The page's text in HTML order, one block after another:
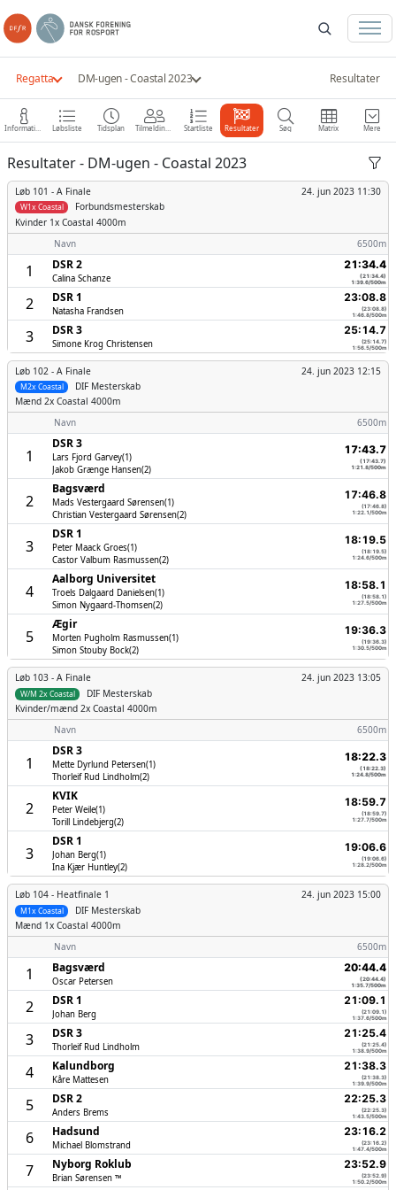
Regatta DM-ugen - Coastal 2023 Resultater
Information Løbsliste Tidsplan Tilmeldinger Startliste Resultater Søg Matrix Mere
Resultater - DM-ugen - Coastal 2023
Løb 101 - A Finale
Forbundsmesterskab
24. jun 2023 11:30
W1x Coastal
Kvinder 1x Coastal 4000m
Navn
6500m
1 DSR 2
Calina Schanze
21:34.4
(21:34.4)
1:39.6/500m
2 DSR 1
Natasha Frandsen
23:08.8
(23:08.8)
1:46.8/500m
3 DSR 3
Simone Krog Christensen
25:14.7
(25:14.7)
1:56.5/500m
Løb 102 - A Finale
DIF Mesterskab
24. jun 2023 12:15
M2x Coastal
Mænd 2x Coastal 4000m
Navn
6500m
1
DSR 3
Lars Fjord Garvey(1)
Jakob Grænge Hansen(2)
17:43.7
(17:43.7)
1:21.8/500m
2
Bagsværd
Mads Vestergaard Sørensen(1)
Christian Vestergaard Sørensen(2)
17:46.8
(17:46.8)
1:22.1/500m
3
DSR 1
Peter Maack Groes(1)
Castor Valbum Rasmussen(2)
18:19.5
(18:19.5)
1:24.6/500m
4
Aalborg Universitet
Troels Dalgaard Danielsen(1)
Simon Nygaard-Thomsen(2)
18:58.1
(18:58.1)
1:27.5/500m
5
Ægir
Morten Pugholm Rasmussen(1)
Simon Stouby Bock(2)
19:36.3
(19:36.3)
1:30.5/500m
Løb 103 - A Finale
DIF Mesterskab
24. jun 2023 13:05
W/M 2x Coastal
Kvinder/mænd 2x Coastal 4000m
Navn
6500m
1
DSR 3
Mette Dyrlund Petersen(1)
Thorleif Rud Lindholm(2)
18:22.3
(18:22.3)
1:24.8/500m
2
KVIK
Peter Weile(1)
Torill Lindebjerg(2)
18:59.7
(18:59.7)
1:27.7/500m
3
DSR 1
Johan Berg(1)
Ina Kjær Huntley(2)
19:06.6
(19:06.6)
1:28.2/500m
Løb 104 - Heatfinale 1
DIF Mesterskab
24. jun 2023 15:00
M1x Coastal
Mænd 1x Coastal 4000m
Navn
6500m
1 Bagsværd
Oscar Petersen
20:44.4
(20:44.4)
1:35.7/500m
2 DSR 1
Johan Berg
21:09.1
(21:09.1)
1:37.6/500m
3 DSR 3
Thorleif Rud Lindholm
21:25.4
(21:25.4)
1:38.9/500m
4 Kalundborg
Kåre Mattesen
21:38.3
(21:38.3)
1:39.9/500m
5 DSR 2
Anders Brems
22:25.3
(22:25.3)
1:43.5/500m
6 Hadsund
Michael Blomstrand
23:16.2
(23:16.2)
1:47.4/500m
7 Nyborg Roklub
Brian Sørensen ™
23:52.9
(23:52.9)
1:50.2/500m